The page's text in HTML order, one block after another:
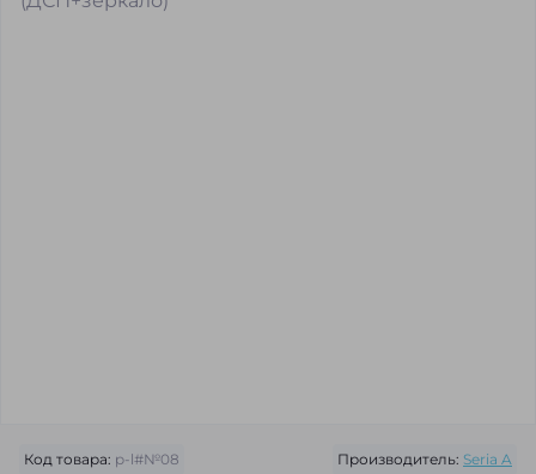
Код товара: p-l#№08 Производитель: Seria A